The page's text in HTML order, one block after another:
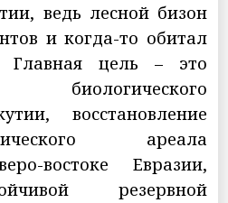
ведь лесной бизон
и когда-то обитал
Главная цель – это
восстановление
ареала
востоке Евразии,
резервной